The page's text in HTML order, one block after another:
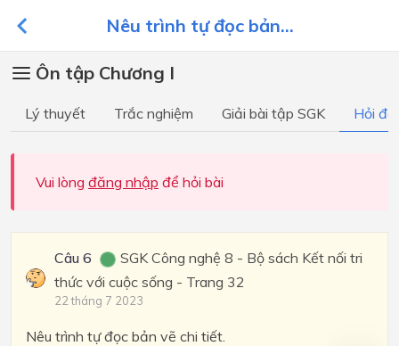
Nêu trình tự đọc bản...
Ôn tập Chương I
Lý thuyết Trắc nghiệm Giải bài tập SGK Hỏi
Vui lòng đăng nhập để hỏi bài
Câu 6
SGK Công nghệ 8 - Bộ sách Kết nối tri
thức với cuộc sống - Trang 32
22 tháng 7 2023
Nêu trình tự đọc bản vẽ chi tiết.